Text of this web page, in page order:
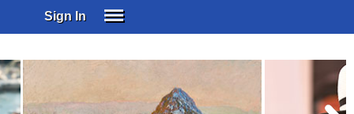
Sign In
EDUCATIONAL LICENSES